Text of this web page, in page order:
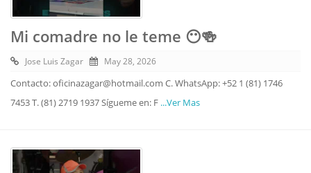
Mi comadre no le teme 😶🍻
Jose Luis Zagar May 28, 2026
Contacto: oficinazagar@hotmail.com C. WhatsApp: +52 1 (81) 1746
7453 T. (81) 2719 1937 Sígueme en: F ...Ver Mas